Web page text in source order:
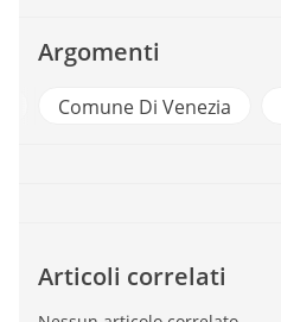
Argomenti
Comune Di Venezia
Articoli correlati